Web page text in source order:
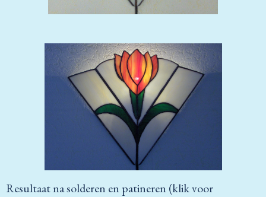
Resultaat na solderen en patineren (klik voor